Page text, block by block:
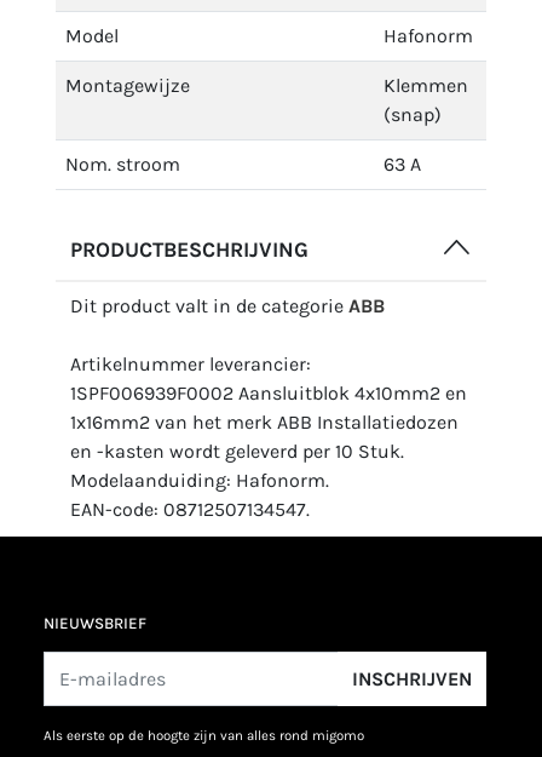
Model Hafonorm
Montagewijze
Klemmen
(snap)
Nom. stroom 63 A
PRODUCTBESCHRIJVING
Dit product valt in de categorie ABB
Artikelnummer leverancier:
1SPF006939F0002 Aansluitblok 4x10mm2 en
1x16mm2 van het merk ABB Installatiedozen
en -kasten wordt geleverd per 10 Stuk.
Modelaanduiding: Hafonorm.
EAN-code: 08712507134547.
NIEUWSBRIEF
INSCHRIJVEN
als eerste op de hoogte zijn van alles rond migomo